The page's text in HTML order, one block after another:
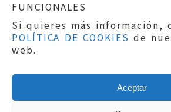
FUNCIONALES
Si quieres más información,
POLÍTICA DE COOKIES de
web.
Aceptar
Aviso legal|Política de
Protección de Datos
Política de cookies
Copyright © 2019El